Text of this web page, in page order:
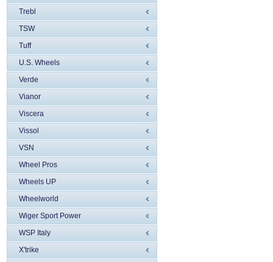
Trebl
TSW
Tuff
U.S. Wheels
Verde
Vianor
Viscera
Vissol
VSN
Wheel Pros
Wheels UP
Wheelworld
Wiger Sport Power
WSP Italy
X'trike